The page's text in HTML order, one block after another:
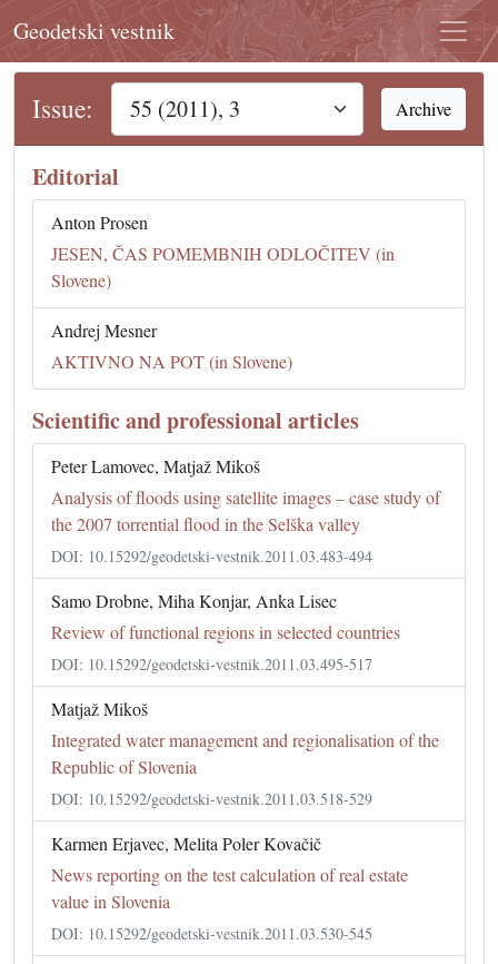
Geodetski vestnik
Issue: Archive
Editorial
Anton Prosen
JESEN, ČAS POMEMBNIH ODLOČITEV (in
Slovene)
Andrej Mesner
AKTIVNO NA POT (in Slovene)
Scientific and professional articles
Peter Lamovec, Matjaž Mikoš
Analysis of floods using satellite images – case study of
the 2007 torrential flood in the Selška valley
DOI: 10.15292/geodetski-vestnik.2011.03.483-494
Samo Drobne, Miha Konjar, Anka Lisec
Review of functional regions in selected countries
DOI: 10.15292/geodetski-vestnik.2011.03.495-517
Matjaž Mikoš
Integrated water management and regionalisation of the
Republic of Slovenia
DOI: 10.15292/geodetski-vestnik.2011.03.518-529
Karmen Erjavec, Melita Poler Kovačič
News reporting on the test calculation of real estate
value in Slovenia
DOI: 10.15292/geodetski-vestnik.2011.03.530-545